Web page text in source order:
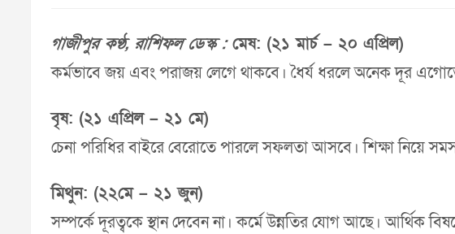
গাজীপুর কণ্ঠ, রাশিফল ডেস্ক :মেষ: (২১ মার্চ – ২০ এপ্রিল)
কর্মভাবে জয় এবং পরাজয় লেগে থাকবে। ধৈর্য ধরলে অনেক দূর
বৃষ: (২১ এপ্রিল – ২১ মে)
চেনা পরিধির বাইরে বেরোতে পারলে সফলতা আসবে। শিক্ষা নিয়ে
মিথুন: (২২মে – ২১ জুন)
সম্পর্কে দূরত্বকে স্থান দেবেন না। কর্মে উন্নতির যোগ আছে। আর্থিক